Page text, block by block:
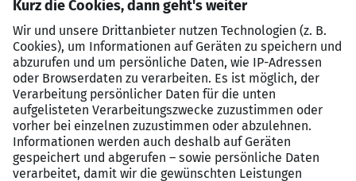
ein hohes Maß an Verantwortungsbewusstsein,
Eigeninitiative und Organisationsfähigkeit,
die Fähigkeit zu lösungsorientiertem Handeln,
eine stark ausgeprägte Kommunikationsfähigkeit,
Verhandlungsgeschick und
Durchsetzungsvermögen,
einen sicheren Umgang mit Informations- und